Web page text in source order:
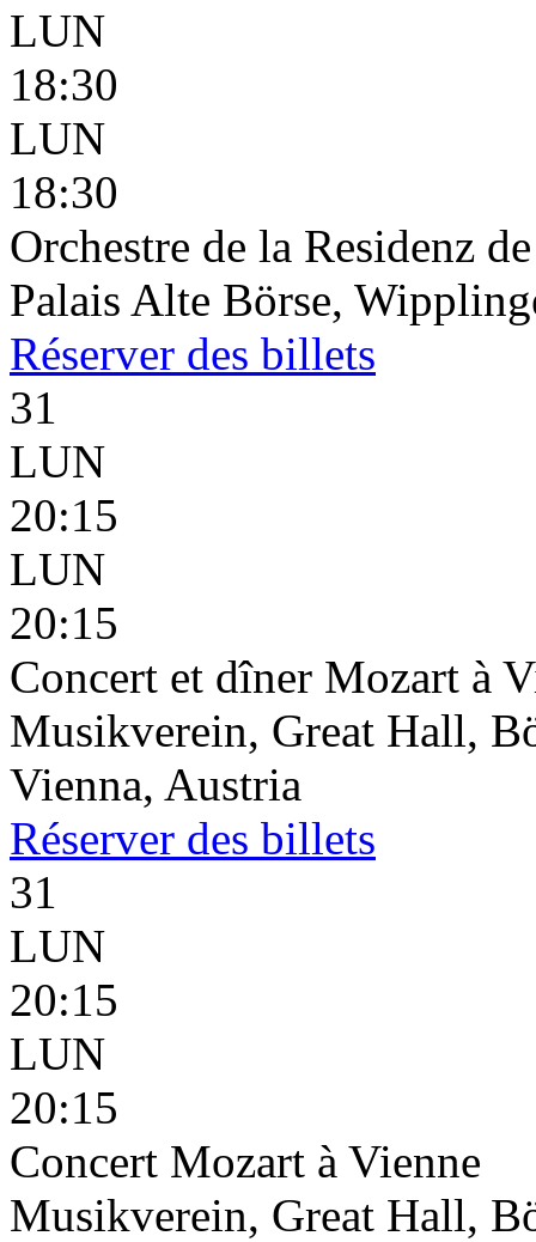
LUN
18:30
LUN
18:30
Orchestre de la Residenz
Palais Alte Börse,
Réserver des billets
31
LUN
20:15
LUN
20:15
Concert et dîner Mozart à
Musikverein, Great Hall,
Vienna, Austria
Réserver des billets
31
LUN
20:15
LUN
20:15
Concert Mozart à Vienne
Musikverein, Great Hall,